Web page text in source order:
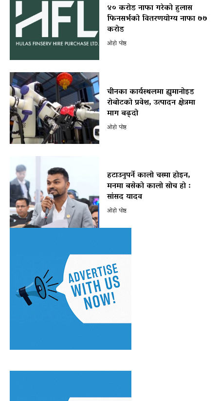
४० करोड नाफा गरेको हुलास
फिनसर्भको वितरणयोग्य नाफा ७७
करोड
ओहो पोष्ट
चीनका कार्यस्थलमा ह्युमानोइड
रोबोटको प्रवेश, उत्पादन क्षेत्रमा
माग बढ्दो
ओहो पोष्ट
हटाउनुपर्ने कालो चस्मा होइन,
मनमा बसेको कालो सोच हो :
सांसद यादव
ओहो पोष्ट